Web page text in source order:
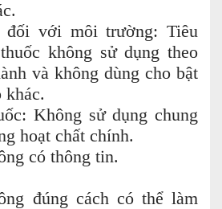
đối với môi trường: Tiêu
không sử dụng theo
và không dùng cho bật
khác.
Không sử dụng chung
hoạt chất chính.
có thông tin.
đúng cách có thể làm